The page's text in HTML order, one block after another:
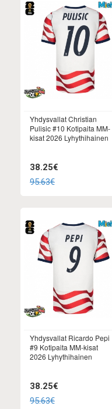
Yhdysvallat Christian
Pulisic #10 Kotipaita MM-
kisat 2026 Lyhythihainen
38.25€
95.63€
Yhdysvallat Ricardo Pepi
#9 Kotipaita MM-kisat
2026 Lyhythihainen
38.25€
95.63€